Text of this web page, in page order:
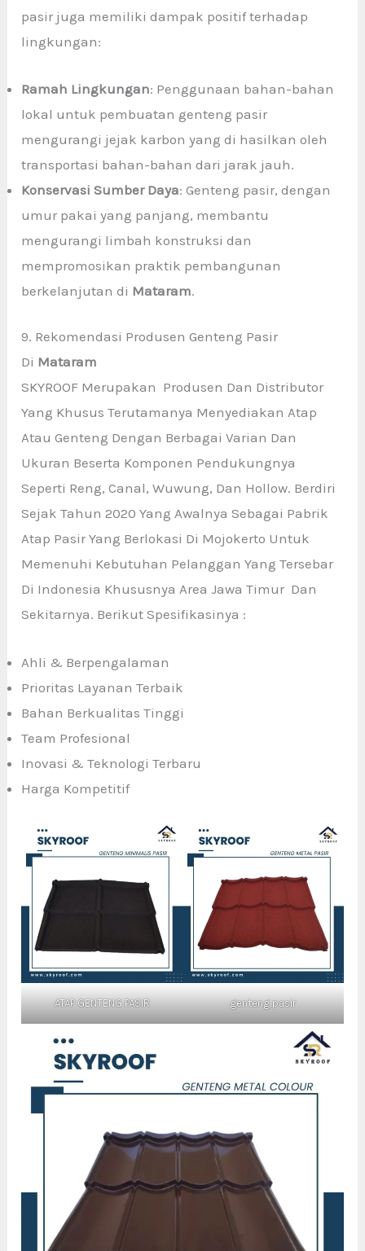
pasir juga memiliki dampak positif terhadap
lingkungan:
Ramah Lingkungan: Penggunaan bahan-bahan
lokal untuk pembuatan genteng pasir
mengurangi jejak karbon yang di hasilkan oleh
transportasi bahan-bahan dari jarak jauh.
Konservasi Sumber Daya: Genteng pasir, dengan
umur pakai yang panjang, membantu
mengurangi limbah konstruksi dan
mempromosikan praktik pembangunan
berkelanjutan di Mataram.
9. Rekomendasi Produsen Genteng Pasir
Di Mataram
SKYROOF Merupakan Produsen Dan Distributor
Yang Khusus Terutamanya Menyediakan Atap
Atau Genteng Dengan Berbagai Varian Dan
Ukuran Beserta Komponen Pendukungnya
Seperti Reng, Canal, Wuwung, Dan Hollow. Berdiri
Sejak Tahun 2020 Yang Awalnya Sebagai Pabrik
Atap Pasir Yang Berlokasi Di Mojokerto Untuk
Memenuhi Kebutuhan Pelanggan Yang Tersebar
Di Indonesia Khususnya Area Jawa Timur Dan
Sekitarnya. Berikut Spesifikasinya :
Ahli & Berpengalaman
Prioritas Layanan Terbaik
Bahan Berkualitas Tinggi
Team Profesional
Inovasi & Teknologi Terbaru
Harga Kompetitif
ATAP GENTENG PASIR genteng pasir